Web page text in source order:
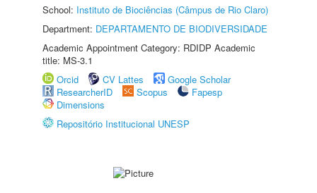
School: Instituto de Biociências (Câmpus de Rio Claro)
Department: DEPARTAMENTO DE BIODIVERSIDADE
Academic Appointment Category: RDIDP Academic
title: MS-3.1
Orcid
CV Lattes
Google Scholar
ResearcherID
Scopus
Fapesp
Dimensions
Repositório Institucional UNESP